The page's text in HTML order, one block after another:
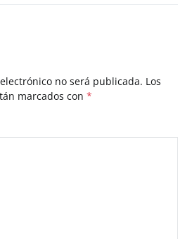
no será publicada. Los
marcados con *